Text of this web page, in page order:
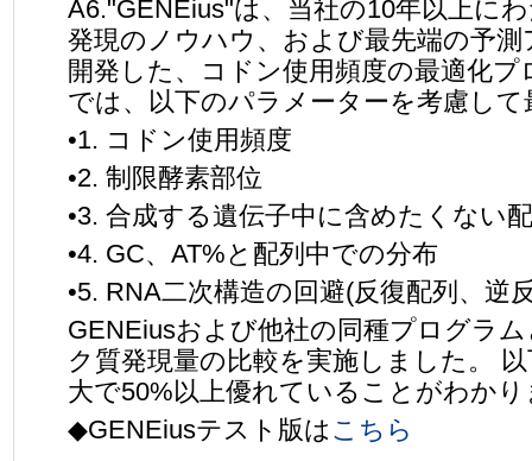
A6."GENEius"は、当社の10年以上に
発現のノウハウ、および最先端の予
開発した、コドン使用頻度の最適化
では、以下のパラメーターを考慮し
•1. コドン使用頻度
•2. 制限酵素部位
•3. 合成する遺伝子中に含めたくない
•4. GC、AT%と配列中での分布
•5. RNA二次構造の回避(反復配列、逆
GENEiusおよび他社の同種プログラ
ク質発現量の比較を実施しました。
大で50%以上優れていることがわか
◆GENEiusテスト版は こちら